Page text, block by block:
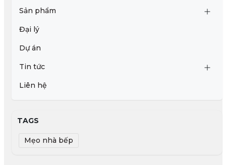
Sản phẩm
Đại lý
Dự án
Tin tức
Liên hệ
TAGS
Mẹo nhà bếp